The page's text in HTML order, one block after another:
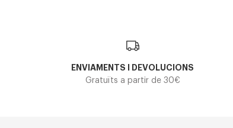
ENVIAMENTS I DEVOLUCIONS
Gratuïts a partir de 30€